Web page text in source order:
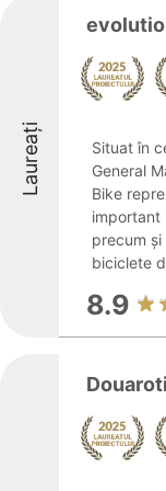
Laureați
Situat în
General
Bike
important
precum
biciclete
8.9